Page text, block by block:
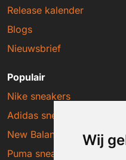
Wij
Release kalender
Blogs
Nieuwsbrief
Populair
Nike sneakers
Adidas sneakers
New Balance sneakers
Puma sneakers